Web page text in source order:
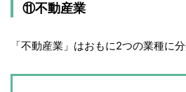
⑪不動産業
「不動産業」はおもに2つの業種に分